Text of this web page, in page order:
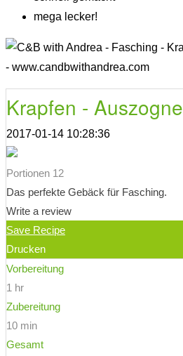
mega lecker!
Krapfen - Auszogne
2017-01-14 10:28:36
Portionen 12
Das perfekte Gebäck für Fasching.
Write a review
Save Recipe
Drucken
Vorbereitung
1 hr
Zubereitung
10 min
Gesamt